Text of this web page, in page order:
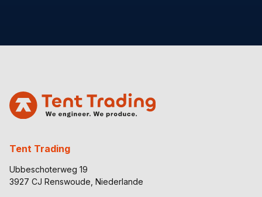
Tent Trading
Ubbeschoterweg 19
3927 CJ Renswoude, Niederlande